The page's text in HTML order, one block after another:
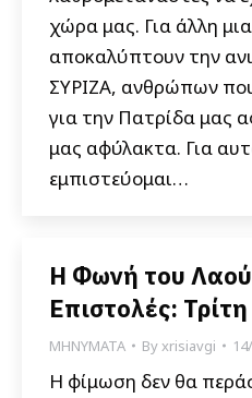
χώρα μας. Για άλλη
αποκαλύπτουν την
ΣΥΡΙΖΑ, ανθρώπων
για την Πατρίδα μας
μας αφύλακτα. Για
εμπιστεύομαι…
Η Φωνή του
Επιστολές:
ΜΗΝΥΜΑΤΑ Byxrisiavgi
Η φίμωση δεν θα